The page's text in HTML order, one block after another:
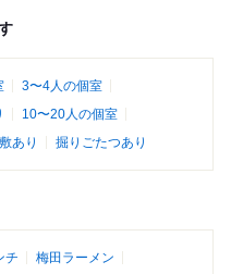
3〜4人の個室
10〜20人の個室
あり 掘りごたつあり
チ
梅田ラーメン